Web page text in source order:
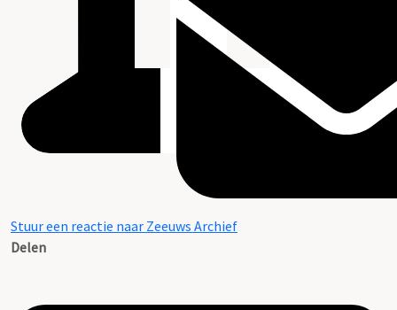
Stuur een reactie naar Zeeuws Archief
Delen